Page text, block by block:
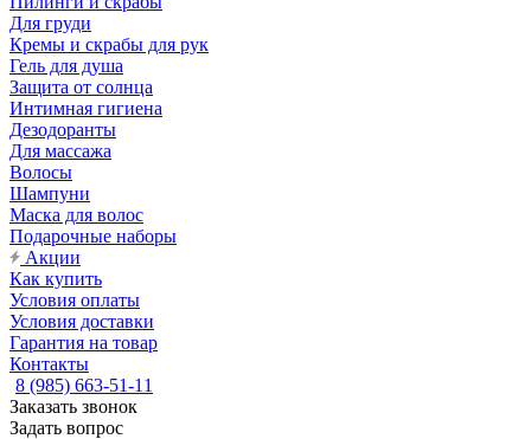
Для груди
Кремы и скрабы для рук
Гель для душа
Защита от солнца
Интимная гигиена
Дезодоранты
Для массажа
Волосы
Шампуни
Маска для волос
Подарочные наборы
Акции
Как купить
Условия оплаты
Условия доставки
Гарантия на товар
Контакты
8 (985) 663-51-11
Заказать звонок
Задать вопрос